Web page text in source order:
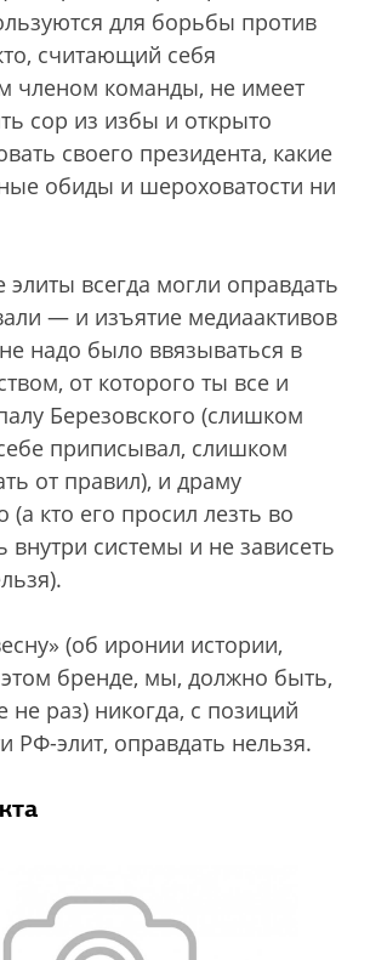
для борьбы против
считающий себя
членом команды, не имеет
сор из избы и открыто
своего президента, какие
обиды и шероховатости ни
всегда могли оправдать
— и изъятие медиаактивов
надо было ввязываться в
от которого ты все и
Березовского (слишком
приписывал, слишком
от правил), и драму
(а кто его просил лезть во
системы и не зависеть
(об иронии истории,
бренде, мы, должно быть,
раз) никогда, с позиций
РФ-элит, оправдать нельзя.